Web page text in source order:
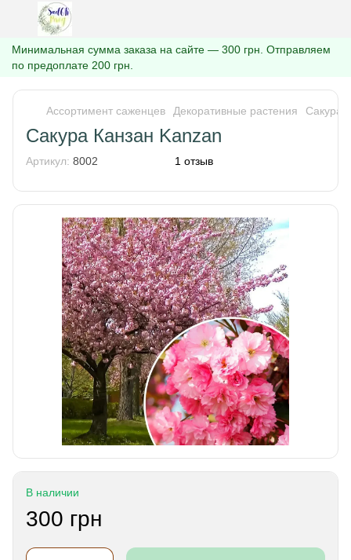
Минимальная сумма заказа на сайте — 300 грн. Отправляем
по предоплате 200 грн.
Ассортимент саженцев Декоративные растения Сакура
Сакура Канзан Kanzan
Артикул: 8002 1 отзыв
В наличии
300 грн